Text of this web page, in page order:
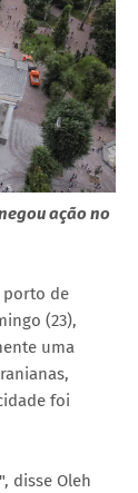
ação no
porto de
(23),
uma
foi
disse Oleh